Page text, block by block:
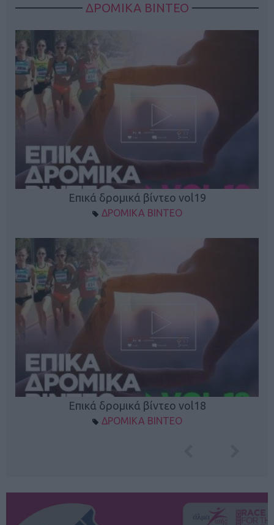
ΔΡΟΜΙΚΑ ΒΙΝΤΕΟ
Επικά δρομικά βίντεο vol19
ΔΡΟΜΙΚΑ ΒΙΝΤΕΟ
Επικά δρομικά βίντεο vol18
ΔΡΟΜΙΚΑ ΒΙΝΤΕΟ